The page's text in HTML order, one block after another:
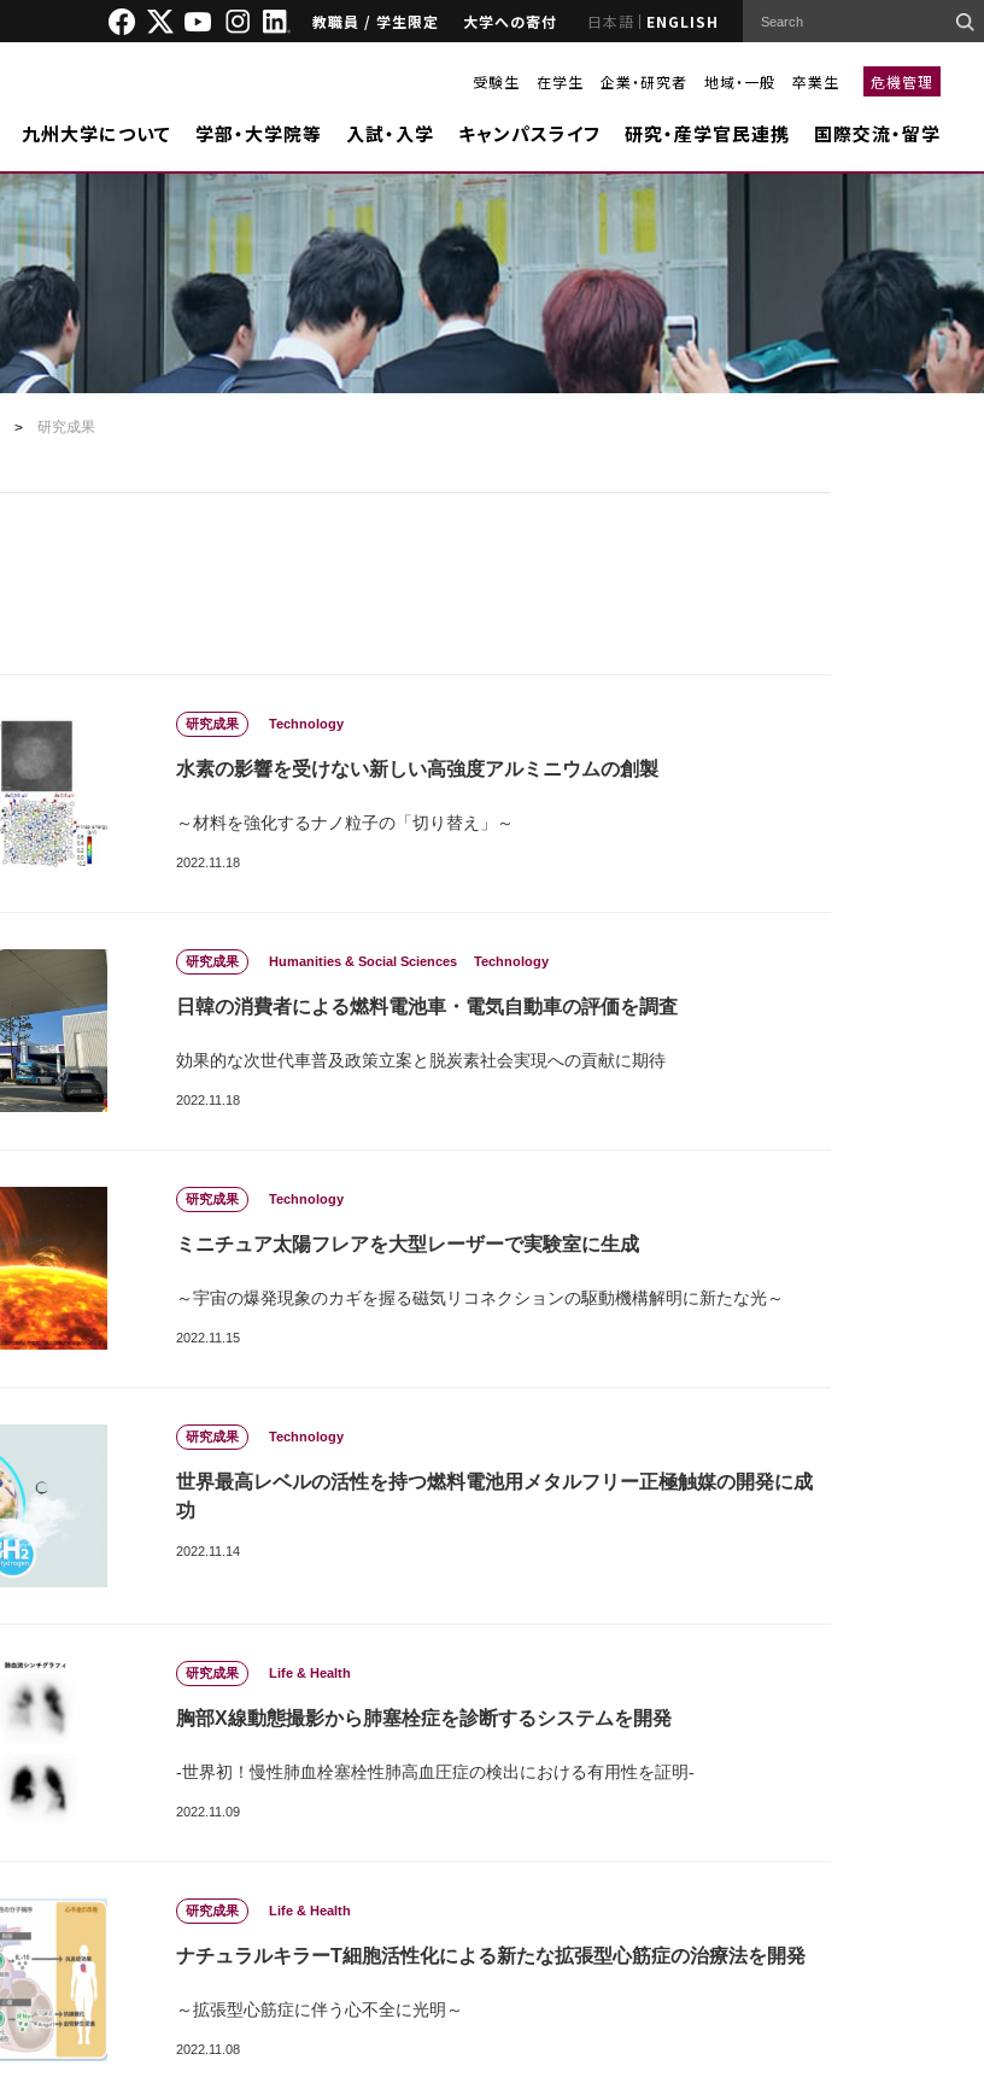
教職員 / 学生限定 大学への寄付 日本語 ENGLISH
受験生 在学生 企業・研究者 地域・一般 卒業生 危機管理
九州大学について 学部・大学院等 入試・入学 キャンパスライフ 研究・産学官民連携 国際交流・留学
研究成果
研究成果 Technology
水素の影響を受けない新しい高強度アルミニウムの創製
～材料を強化するナノ粒子の「切り替え」～
2022.11.18
研究成果 Humanities & Social Sciences Technology
日韓の消費者による燃料電池車・電気自動車の評価を調査
効果的な次世代車普及政策立案と脱炭素社会実現への貢献に期待
2022.11.18
研究成果 Technology
ミニチュア太陽フレアを大型レーザーで実験室に生成
～宇宙の爆発現象のカギを握る磁気リコネクションの駆動機構解明に新たな光～
2022.11.15
研究成果 Technology
世界最高レベルの活性を持つ燃料電池用メタルフリー正極触媒の開発に成
功
2022.11.14
研究成果 Life & Health
胸部X線動態撮影から肺塞栓症を診断するシステムを開発
-世界初！慢性肺血栓塞栓性肺高血圧症の検出における有用性を証明-
2022.11.09
研究成果 Life & Health
ナチュラルキラーT細胞活性化による新たな拡張型心筋症の治療法を開発
～拡張型心筋症に伴う心不全に光明～
2022.11.08